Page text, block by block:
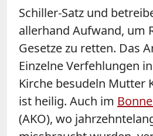
Schiller-Satz und
allerhand Aufwand, um
Gesetze zu retten. Das
Einzelne Verfehlungen
Kirche besudeln Mutter
ist heilig. Auch im
(AKO), wo